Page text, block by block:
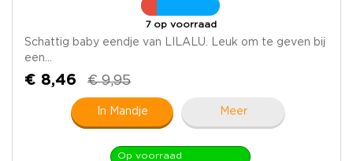
7 op voorraad
Schattig baby eendje van LILALU. Leuk om te geven bij
een...
€ 8,46 € 9,95
In Mandje Meer
Op voorraad